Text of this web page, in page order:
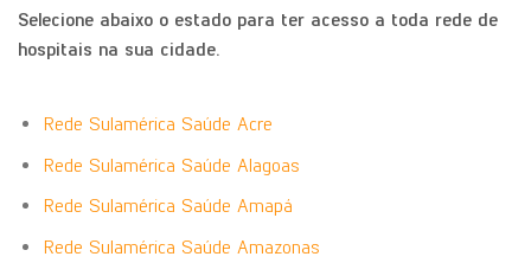
Selecione abaixo o estado para ter acesso a toda rede de
hospitais na sua cidade.
Rede Sulamérica Saúde Acre
Rede Sulamérica Saúde Alagoas
Rede Sulamérica Saúde Amapá
Rede Sulamérica Saúde Amazonas